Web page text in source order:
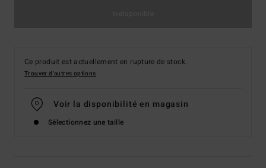
Ce produit est actuellement en rupture de stock.
Trouver d'autres options
Voir la disponibilité en magasin
Sélectionnez une taille